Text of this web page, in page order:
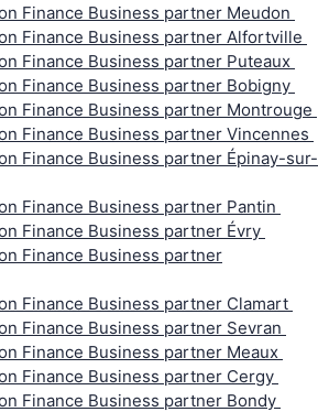
Finance Business partner Meudon
Finance Business partner Alfortville
Finance Business partner Puteaux
Finance Business partner Bobigny
Finance Business partner Montrouge
Finance Business partner Vincennes
Finance Business partner Épinay-sur-
Finance Business partner Pantin
Finance Business partner Évry
Finance Business partner
Finance Business partner Clamart
Finance Business partner Sevran
Finance Business partner Meaux
Finance Business partner Cergy
Finance Business partner Bondy